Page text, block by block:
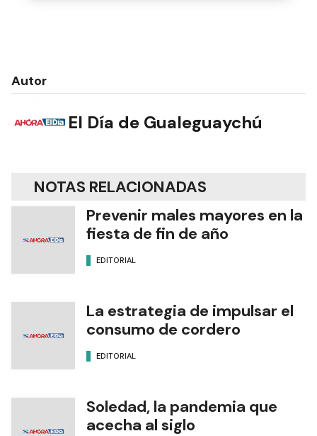
Autor
El Día de Gualeguaychú
NOTAS RELACIONADAS
Prevenir males mayores en la
fiesta de fin de año
EDITORIAL
La estrategia de impulsar el
consumo de cordero
EDITORIAL
Soledad, la pandemia que
acecha al siglo